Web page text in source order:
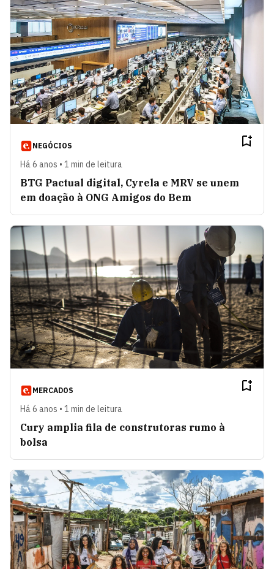
NEGÓCIOS
Há 6 anos • 1 min de leitura
BTG Pactual digital, Cyrela e MRV se unem
em doação à ONG Amigos do Bem
MERCADOS
Há 6 anos • 1 min de leitura
Cury amplia fila de construtoras rumo à
bolsa